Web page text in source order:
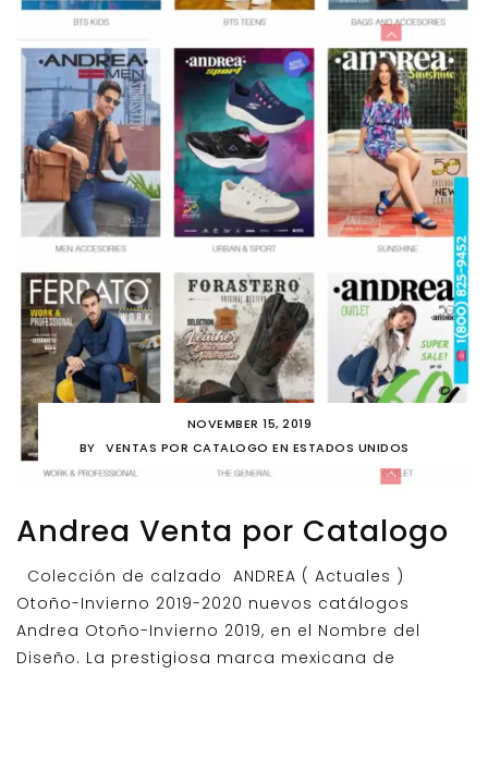
NOVEMBER 15, 2019
BY
VENTAS POR CATALOGO EN ESTADOS UNIDOS
Andrea Venta por Catalogo
Colección de calzado ANDREA ( Actuales )
Otoño-Invierno 2019-2020 nuevos catálogos
Andrea Otoño-Invierno 2019, en el Nombre del
Diseño. La prestigiosa marca mexicana de